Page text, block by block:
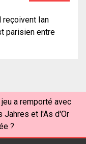
reçoivent Ian
parisien entre
a remporté avec
Jahres et l'As d'Or
?